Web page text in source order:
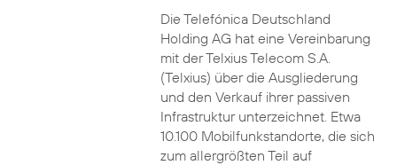
Die Telefónica Deutschland
Holding AG hat eine Vereinbarung
mit der Telxius Telecom S.A.
(Telxius) über die Ausgliederung
und den Verkauf ihrer passiven
Infrastruktur unterzeichnet. Etwa
10.100 Mobilfunkstandorte, die sich
zum allergrößten Teil auf